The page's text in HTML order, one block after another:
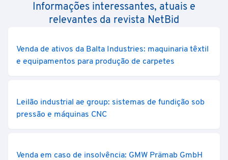
Informações interessantes, atuais e
relevantes da revista NetBid
Venda de ativos da Balta Industries: maquinaria têxtil
e equipamentos para produção de carpetes
Leilão industrial ae group: sistemas de fundição sob
pressão e máquinas CNC
Venda em caso de insolvência: GMW Prämab GmbH